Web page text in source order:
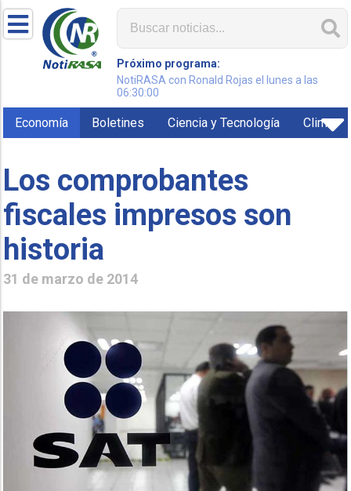
Próximo programa:
NotiRASA con Ronald Rojas el lunes a las
06:30:00
Economía Boletines Ciencia y Tecnología Clima
Los comprobantes
fiscales impresos son
historia
31 de marzo de 2014